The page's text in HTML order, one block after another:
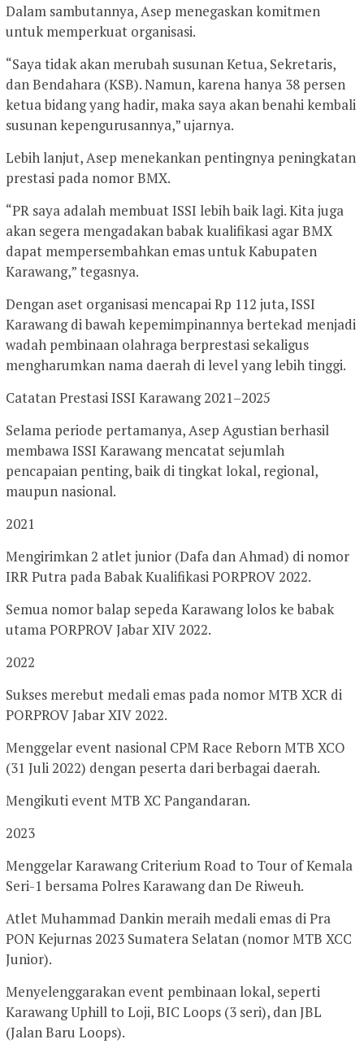
Dalam sambutannya, Asep menegaskan komitmen
untuk memperkuat organisasi.
“Saya tidak akan merubah susunan Ketua, Sekretaris,
dan Bendahara (KSB). Namun, karena hanya 38 persen
ketua bidang yang hadir, maka saya akan benahi kembali
susunan kepengurusannya,” ujarnya.
Lebih lanjut, Asep menekankan pentingnya peningkatan
prestasi pada nomor BMX.
“PR saya adalah membuat ISSI lebih baik lagi. Kita juga
akan segera mengadakan babak kualifikasi agar BMX
dapat mempersembahkan emas untuk Kabupaten
Karawang,” tegasnya.
Dengan aset organisasi mencapai Rp 112 juta, ISSI
Karawang di bawah kepemimpinannya bertekad menjadi
wadah pembinaan olahraga berprestasi sekaligus
mengharumkan nama daerah di level yang lebih tinggi.
Catatan Prestasi ISSI Karawang 2021–2025
Selama periode pertamanya, Asep Agustian berhasil
membawa ISSI Karawang mencatat sejumlah
pencapaian penting, baik di tingkat lokal, regional,
maupun nasional.
2021
Mengirimkan 2 atlet junior (Dafa dan Ahmad) di nomor
IRR Putra pada Babak Kualifikasi PORPROV 2022.
Semua nomor balap sepeda Karawang lolos ke babak
utama PORPROV Jabar XIV 2022.
2022
Sukses merebut medali emas pada nomor MTB XCR di
PORPROV Jabar XIV 2022.
Menggelar event nasional CPM Race Reborn MTB XCO
(31 Juli 2022) dengan peserta dari berbagai daerah.
Mengikuti event MTB XC Pangandaran.
2023
Menggelar Karawang Criterium Road to Tour of Kemala
Seri-1 bersama Polres Karawang dan De Riweuh.
Atlet Muhammad Dankin meraih medali emas di Pra
PON Kejurnas 2023 Sumatera Selatan (nomor MTB XCC
Junior).
Menyelenggarakan event pembinaan lokal, seperti
Karawang Uphill to Loji, BIC Loops (3 seri), dan JBL
(Jalan Baru Loops).